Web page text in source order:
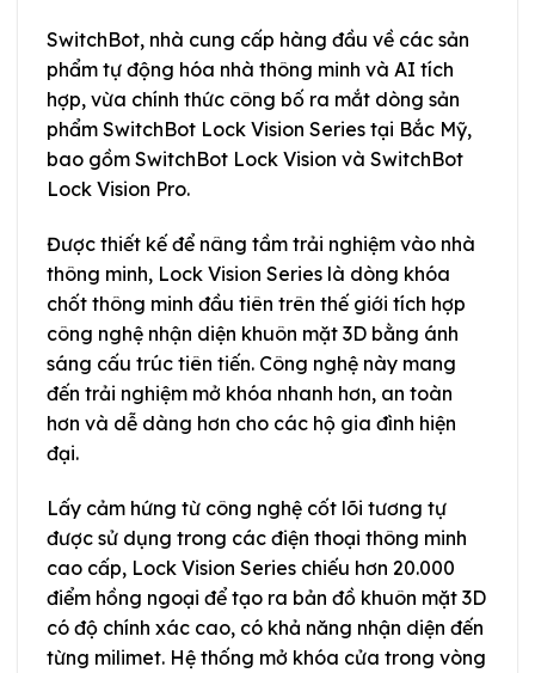
SwitchBot, nhà cung cấp hàng đầu về các sản
phẩm tự động hóa nhà thông minh và AI tích
hợp, vừa chính thức công bố ra mắt dòng sản
phẩm SwitchBot Lock Vision Series tại Bắc Mỹ,
bao gồm SwitchBot Lock Vision và SwitchBot
Lock Vision Pro.
Được thiết kế để nâng tầm trải nghiệm vào nhà
thông minh, Lock Vision Series là dòng khóa
chốt thông minh đầu tiên trên thế giới tích hợp
công nghệ nhận diện khuôn mặt 3D bằng ánh
sáng cấu trúc tiên tiến. Công nghệ này mang
đến trải nghiệm mở khóa nhanh hơn, an toàn
hơn và dễ dàng hơn cho các hộ gia đình hiện
đại.
Lấy cảm hứng từ công nghệ cốt lõi tương tự
được sử dụng trong các điện thoại thông minh
cao cấp, Lock Vision Series chiếu hơn 20.000
điểm hồng ngoại để tạo ra bản đồ khuôn mặt 3D
có độ chính xác cao, có khả năng nhận diện đến
từng milimet. Hệ thống mở khóa cửa trong vòng